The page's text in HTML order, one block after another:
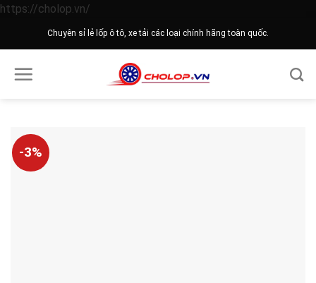
https://cholop.vn/
to
Chuyên sỉ lẻ lốp ô tô, xe tải các loại chính hãng toàn quốc.
-3%